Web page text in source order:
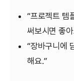
“프로젝트 템
써보시면 좋
“장바구니에
해요.”